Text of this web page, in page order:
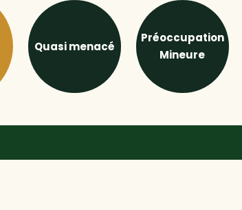
Quasi menacé
Préoccupation
Mineure